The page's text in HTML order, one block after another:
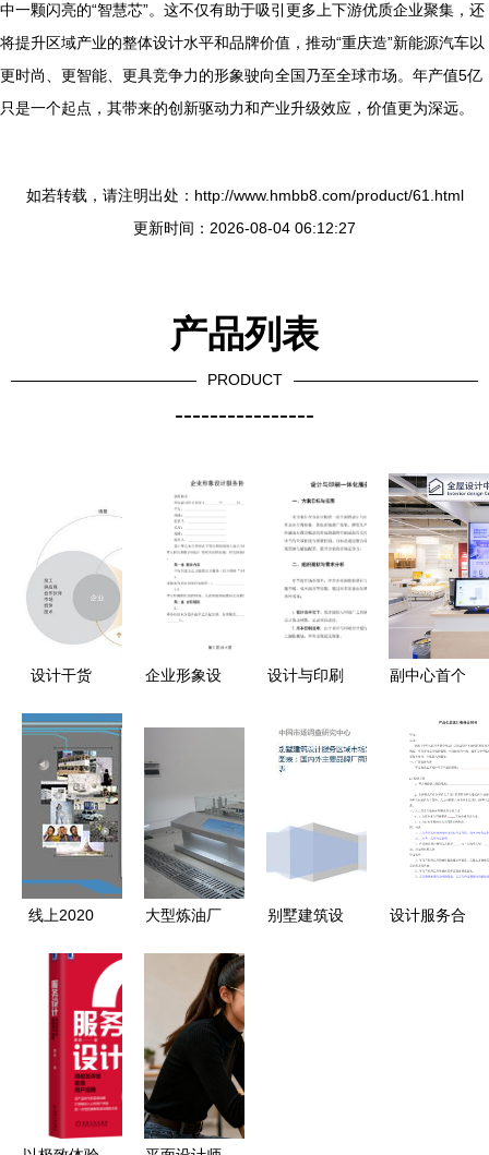
中一颗闪亮的“智慧芯”。这不仅有助于吸引更多上下游优质企业聚集，还
将提升区域产业的整体设计水平和品牌价值，推动“重庆造”新能源汽车以
更时尚、更智能、更具竞争力的形象驶向全国乃至全球市场。年产值5亿
只是一个起点，其带来的创新驱动力和产业升级效应，价值更为深远。
如若转载，请注明出处：http://www.hmbb8.com/product/61.html
更新时间：2026-08-04 06:12:27
产品列表
PRODUCT
----------------
设计干货
计需要注意
的五个关键
点
企业形象设
设计与印刷
方案 从创
意到成品的
副中心首个
日迎客 打
造个性化家
居体验的一
对一设计服
务
线上2020
产品与设计
服务新范式
大型炼油厂
艺沙盘模型
设计服务解
别墅建筑设
设计服务合